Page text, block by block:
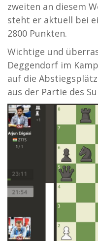
zweiten an diesem
steht er aktuell bei
2800 Punkten.
Wichtige und
Deggendorf im
auf die
aus der Partie des